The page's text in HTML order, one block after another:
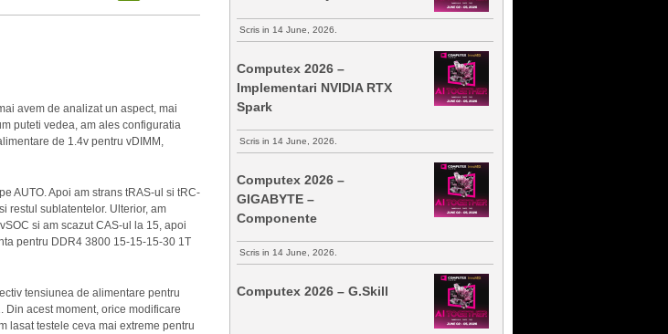
avem de analizat un aspect, mai
puteti vedea, am ales configuratia
de 1.4v pentru vDIMM,
AUTO. Apoi am strans tRAS-ul si tRC-
restul sublatentelor. Ulterior, am
si am scazut CAS-ul la 15, apoi
pentru DDR4 3800 15-15-15-30 1T
tensiunea de alimentare pentru
acest moment, orice modificare
lasat testele ceva mai extreme pentru
Scris in 14 June, 2026.
Computex 2026 –
Implementari NVIDIA RTX
Spark
Scris in 14 June, 2026.
Computex 2026 –
GIGABYTE –
Componente
Scris in 14 June, 2026.
Computex 2026 – G.Skill